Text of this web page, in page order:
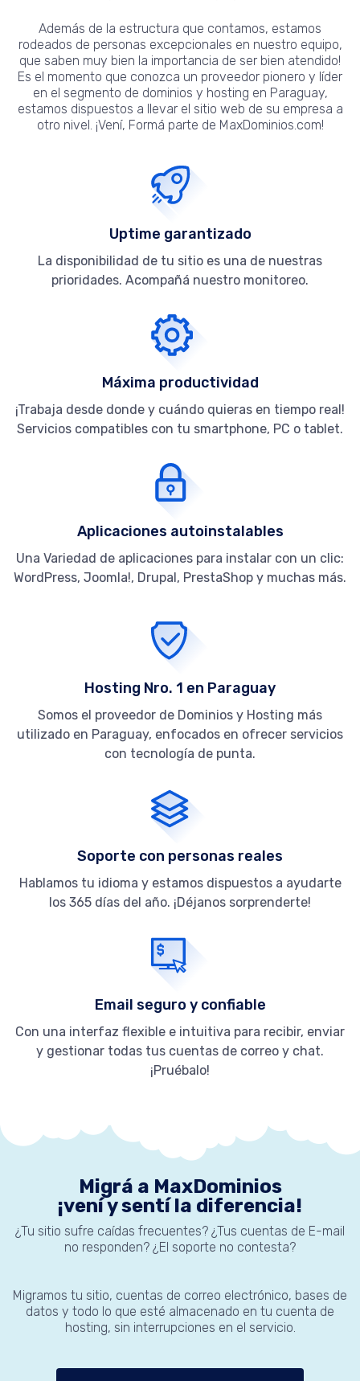
Además de la estructura que contamos, estamos
rodeados de personas excepcionales en nuestro equipo,
que saben muy bien la importancia de ser bien atendido!
Es el momento que conozca un proveedor pionero y líder
en el segmento de dominios y hosting en Paraguay,
estamos dispuestos a llevar el sitio web de su empresa a
otro nivel. ¡Vení, Formá parte de MaxDominios.com!
Uptime garantizado
La disponibilidad de tu sitio es una de nuestras
prioridades. Acompañá nuestro monitoreo.
Máxima productividad
¡Trabaja desde donde y cuándo quieras en tiempo real!
Servicios compatibles con tu smartphone, PC o tablet.
Aplicaciones autoinstalables
Una Variedad de aplicaciones para instalar con un clic:
WordPress, Joomla!, Drupal, PrestaShop y muchas más.
Hosting Nro. 1 en Paraguay
Somos el proveedor de Dominios y Hosting más
utilizado en Paraguay, enfocados en ofrecer servicios
con tecnología de punta.
Soporte con personas reales
Hablamos tu idioma y estamos dispuestos a ayudarte
los 365 días del año. ¡Déjanos sorprenderte!
Email seguro y confiable
Con una interfaz flexible e intuitiva para recibir, enviar
y gestionar todas tus cuentas de correo y chat.
¡Pruébalo!
Migrá a MaxDominios
¡vení y sentí la diferencia!
¿Tu sitio sufre caídas frecuentes? ¿Tus cuentas de E-mail
no responden? ¿El soporte no contesta?
Migramos tu sitio, cuentas de correo electrónico, bases de
datos y todo lo que esté almacenado en tu cuenta de
hosting, sin interrupciones en el servicio.